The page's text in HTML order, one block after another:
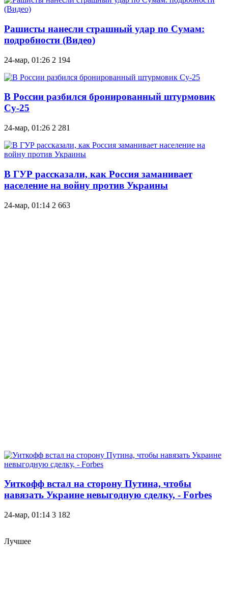
Рашисты нанесли страшный удар по Сумам:
подробности (Видео)
24-мар, 01:26 2 194
В России разбился бронированный штурмовик
Су-25
24-мар, 01:26 2 281
В ГУР рассказали, как Россия заманивает
население на войну против Украины
24-мар, 01:14 2 663
Уиткофф встал на сторону Путина, чтобы
навязать Украине невыгодную сделку, - Forbes
24-мар, 01:14 3 182
Лучшее